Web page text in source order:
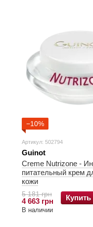
−10%
Артикул: 502794
Guinot
Creme Nutrizone -
питательный крем
кожи
5 181 грн
4 663 грн Купить
В наличии